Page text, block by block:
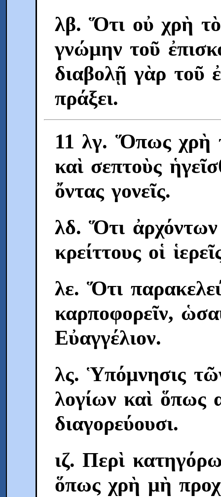
λβ. Ὅτι οὐ χρὴ
γνώμην τοῦ
διαβολῇ γὰρ τοῦ
πράξει.
11 λγ. Ὅπως χρὴ
καὶ σεπτοὺς
ὄντας γονεῖς.
λδ. Ὅτι ἀρχόντων
κρείττους οἱ
λε. Ὅτι
καρποφορεῖν,
Eὐαγγέλιον.
λς. Ὑπόμνησις
λογίων καὶ ὅπως
διαγορεύουσι.
ιζ. Περὶ
ὅπως χρὴ μὴ